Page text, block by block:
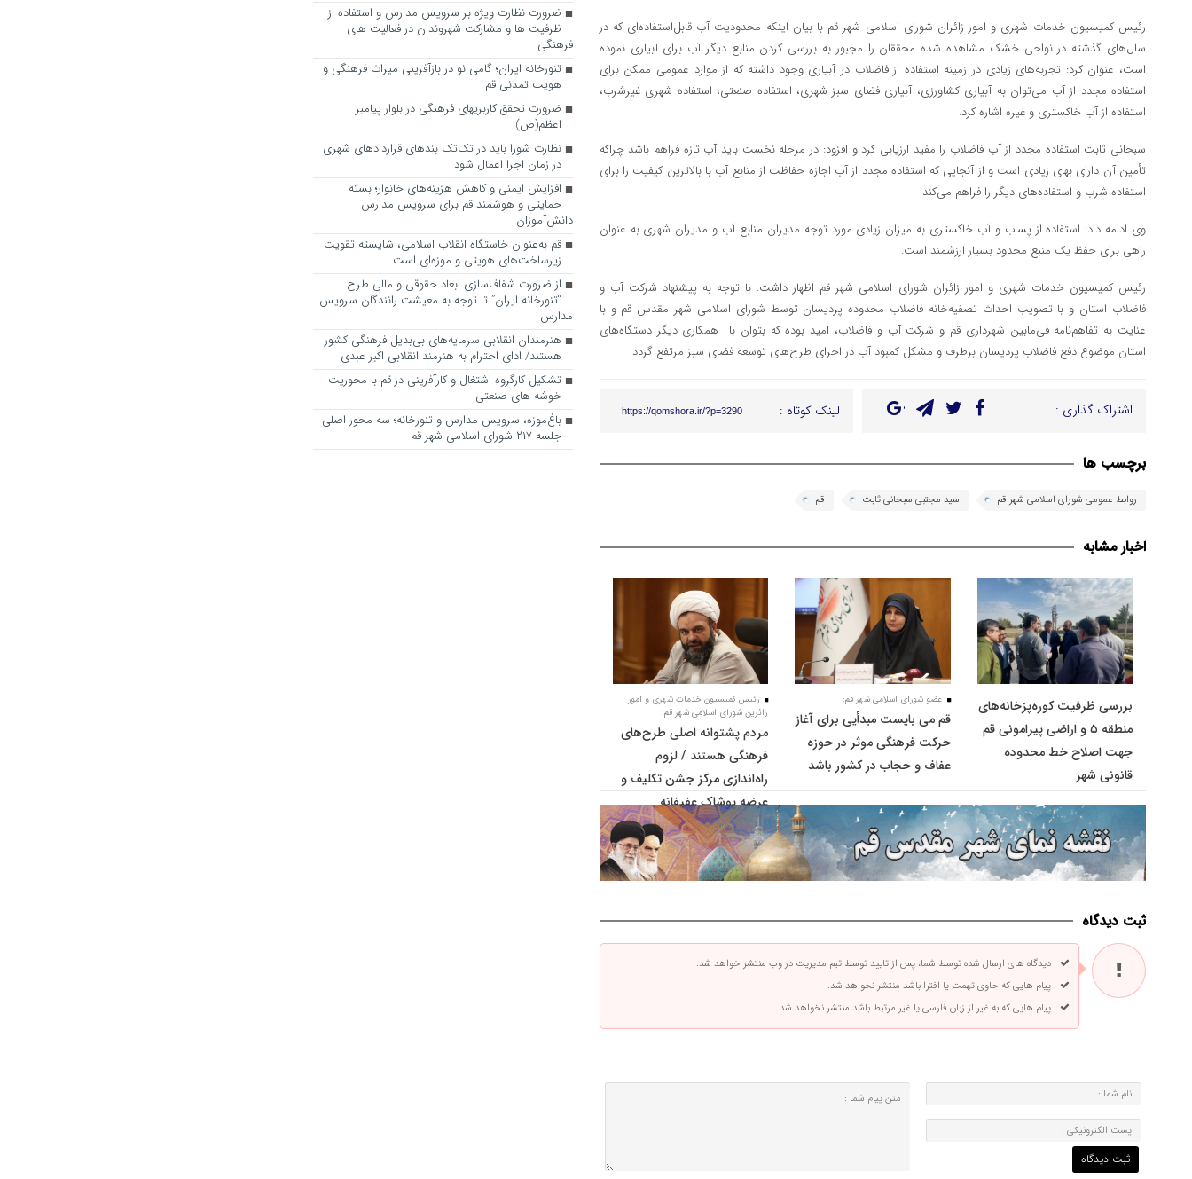
رئیس کمیسیون خدمات شهری و امور زائران شورای اسلامی شهر قم با بیان اینکه محدودیت آب قابل‌استفاده‌ای که در
سال‌های گذشته در نواحی خشک مشاهده‌ شده محققان را مجبور به بررسی کردن منابع دیگر آب برای آبیاری نموده
است، عنوان کرد: تجربه‌های زیادی در زمینه استفاده از فاضلاب در آبیاری وجود داشته که از موارد عمومی ممکن برای
استفاده مجدد از آب می‌توان به آبیاری کشاورزی، آبیاری فضای سبز شهری، استفاده صنعتی، استفاده شهری غیرشرب،
استفاده از آب خاکستری و غیره اشاره کرد.
سبحانی ثابت استفاده مجدد از آب فاضلاب را مفید ارزیابی کرد و افزود: در مرحله نخست باید آب تازه فراهم باشد چراکه
تأمین آن دارای بهای زیادی است و از آنجایی‌ که استفاده مجدد از آب اجازه حفاظت از منابع آب با بالاترین کیفیت را برای
استفاده شرب و استفاده‌های دیگر را فراهم می‌کند.
وی ادامه داد: استفاده از پساب و آب خاکستری به میزان زیادی مورد توجه مدیران منابع آب و مدیران شهری به‌ عنوان
راهی برای حفظ یک منبع محدود بسیار ارزشمند است.
رئیس کمیسیون خدمات شهری و امور زائران شورای اسلامی شهر قم اظهار داشت: با توجه به پیشنهاد شرکت آب و
فاضلاب استان و با تصویب احداث تصفیه‌خانه فاضلاب محدوده پردیسان توسط شورای اسلامی شهر مقدس قم و با
عنایت به تفاهم‌نامه فی‌مابین شهرداری قم و شرکت آب و فاضلاب، امید بوده که بتوان با همکاری دیگر دستگاه‌های
استان موضوع دفع فاضلاب پردیسان برطرف و مشکل کمبود آب در اجرای طرح‌های توسعه فضای سبز مرتفع گردد.
اشتراک گذاری : لینک کوتاه : https://qomshora.ir/?p=3290
برچسب ها
روابط عمومی شورای اسلامی شهر قم سید مجتبی سبحانی ثابت قم
اخبار مشابه
بررسی ظرفیت کوره‌پزخانه‌های
منطقه ۵ و اراضی پیرامونی قم
جهت اصلاح خط محدوده
قانونی شهر
عضو شورای اسلامی شهر قم:
قم می بایست مبدأیی برای آغاز
حرکت فرهنگی موثر در حوزه
عفاف و حجاب در کشور باشد
رئیس کمیسیون خدمات شهری و امور
زائرین شورای اسلامی شهر قم:
مردم پشتوانه اصلی طرح‌های
فرهنگی هستند / لزوم
راه‌اندازی مرکز جشن تکلیف و
عرضه پوشاک عفیفانه
ثبت دیدگاه
دیدگاه های ارسال شده توسط شما، پس از تایید توسط تیم مدیریت در وب منتشر خواهد شد.
پیام هایی که حاوی تهمت یا افترا باشد منتشر نخواهد شد.
پیام هایی که به غیر از زبان فارسی یا غیر مرتبط باشد منتشر نخواهد شد.
ضرورت نظارت ویژه بر سرویس مدارس و استفاده از
ظرفیت ها و مشارکت شهروندان در فعالیت های
فرهنگی
تنورخانه ایران؛ گامی نو در بازآفرینی میراث فرهنگی و
هویت تمدنی قم
ضرورت تحقق کاربری­های فرهنگی در بلوار پیامبر
اعظم(ص)
نظارت شورا باید در تک‌تک بندهای قراردادهای شهری
در زمان اجرا اعمال شود
افزایش ایمنی و کاهش هزینه‌های خانوار؛ بسته
حمایتی و هوشمند قم برای سرویس مدارس
دانش‌آموزان
قم به‌عنوان خاستگاه انقلاب اسلامی، شایسته تقویت
زیرساخت‌های هویتی و موزه‌ای است
از ضرورت شفاف‌سازی ابعاد حقوقی و مالی طرح
“تنورخانه ایران” تا توجه به معیشت رانندگان سرویس
مدارس
هنرمندان انقلابی سرمایه‌های بی‌بدیل فرهنگی کشور
هستند/ ادای احترام به هنرمند انقلابی اکبر عبدی
تشکیل کارگروه اشتغال و کارآفرینی در قم با محوریت
خوشه های صنعتی
باغ‌موزه، سرویس مدارس و تنورخانه؛ سه محور اصلی
جلسه ۲۱۷ شورای اسلامی شهر قم